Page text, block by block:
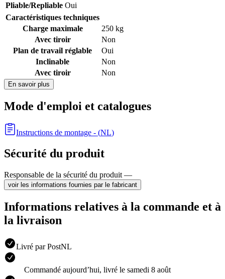
Pliable/Repliable Oui
Caractéristiques techniques
Charge maximale
250 kg
Avec tiroir
Non
Plan de travail réglable
Oui
Inclinable
Non
Avec tiroir
Non
En savoir plus
Mode d'emploi et catalogues
Instructions de montage - (NL)
Sécurité du produit
Responsable de la sécurité du produit —
voir les informations fournies par le fabricant
Informations relatives à la commande et à
la livraison
Livré par PostNL
Commandé aujourdʼhui, livré le samedi 8 août